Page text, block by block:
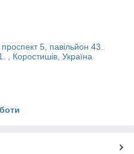
5, павільйон 43.
, Коростишів, Україна